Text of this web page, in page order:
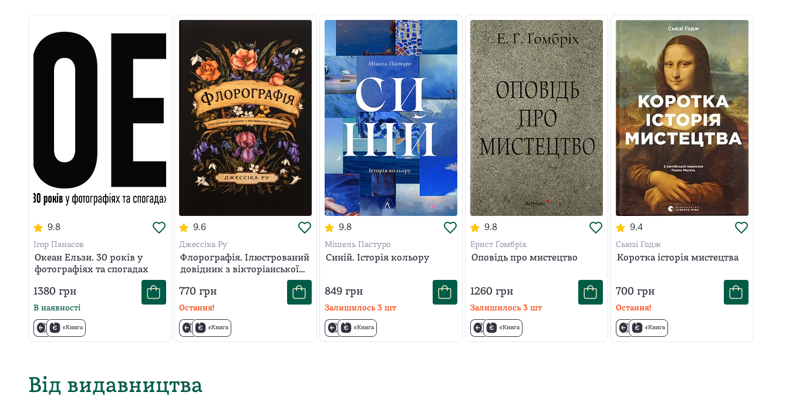
9.8
Ігор Панасов
Океан Ельзи. 30 років у
фотографіях та спогадах
1380 грн
В наявності
єКнига
9.6
Джессіка Ру
Флорографія. Ілюстрований
довідник з вікторіанської
770 грн
Остання!
єКнига
9.8
Мішель Пастуро
Синій. Історія кольору
849 грн
Залишилось 3 шт
єКнига
9.8
Ернст Ґомбріх
Оповідь про мистецтво
1260 грн
Залишилось 3 шт
єКнига
9.4
Сьюзі Годж
Коротка історія мистецтва
700 грн
Остання!
єКнига
Від видавництва